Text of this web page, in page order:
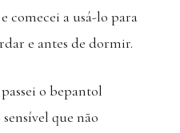
comecei a usá-lo para
e antes de dormir.
o bepantol
que não